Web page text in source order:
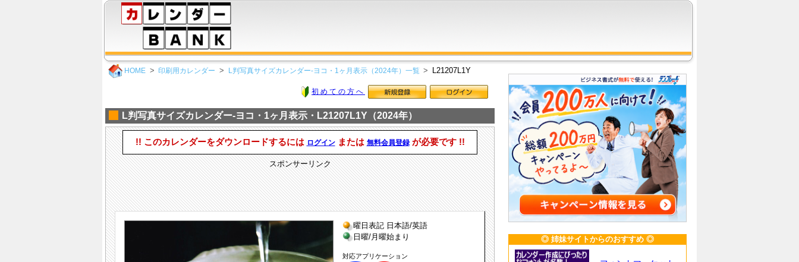
HOME 印刷用カレンダー L判写真サイズカレンダー-ヨコ・1ヶ月表示（2024年）一覧 L21207L1Y
初めての方へ
L判写真サイズカレンダー-ヨコ・1ヶ月表示・L21207L1Y（2024年）
!! このカレンダーをダウンロードするには ログインまたは 無料会員登録が必要です !!
スポンサーリンク
曜日表記 日本語/英語
日曜/月曜始まり
対応アプリケーション
◎ 姉妹サイトからのおすすめ ◎